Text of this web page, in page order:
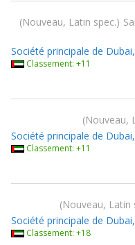
Nouveau, Latin spec.
Société principale de
Classement: +11
Nouveau,
Société principale de
Classement: +11
Nouveau, Latin
Société principale de
Classement: +18